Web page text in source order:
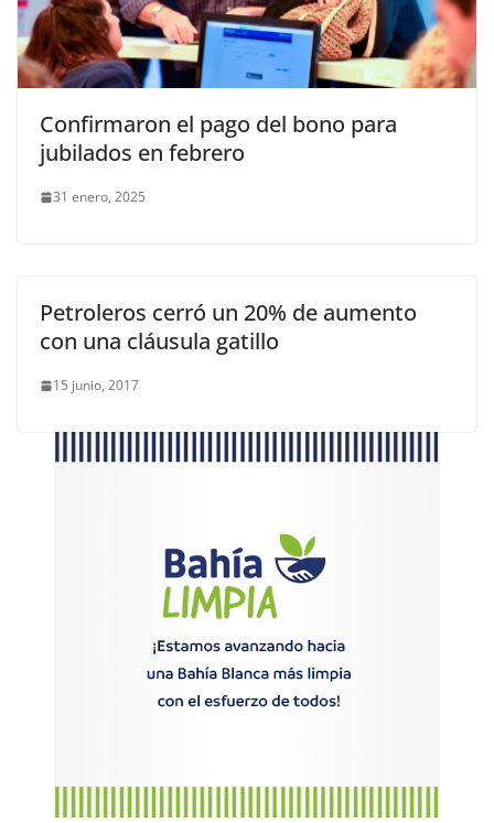
Confirmaron el pago del bono para
jubilados en febrero
31 enero, 2025
Petroleros cerró un 20% de aumento
con una cláusula gatillo
15 junio, 2017